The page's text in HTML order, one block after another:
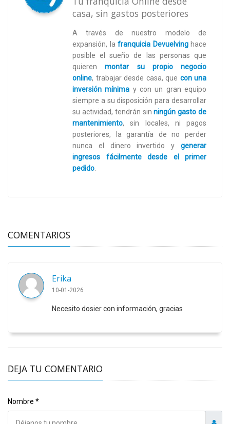
casa, sin gastos posteriores
A través de nuestro modelo de
expansión, la franquicia Devuelvinghace
posible el sueño de las personas que
quierenmontar su propio negocio
online, trabajar desde casa, que con una
inversión mínima y con un gran equipo
siempre a su disposición para desarrollar
su actividad, tendrán sinningún gasto de
mantenimiento, sin locales, ni pagos
posteriores, la garantía de no perder
nunca el dinero invertido y generar
ingresos fácilmente desde el primer
pedido
COMENTARIOS
Erika
10-01-2026
Necesito dosier con información, gracias
DEJA TU COMENTARIO
Nombre *